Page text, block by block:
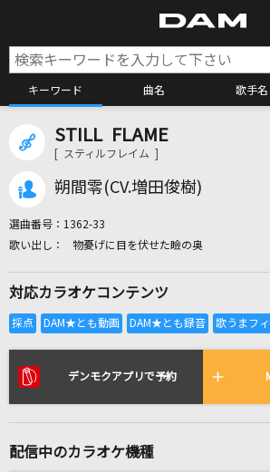
キーワード 曲名 歌手名
カラオケ検索
カラオケ店舗検索
全国りれき
リアルタイムで歌われている
STILL FLAME
[ スティルフレイム ]
朔間零(CV.増田俊樹)
選曲番号： 1362-33
物憂げに目を伏せた瞼の奥
対応カラオケコンテンツ
デンモクアプリで予約
配信中のカラオケ機種